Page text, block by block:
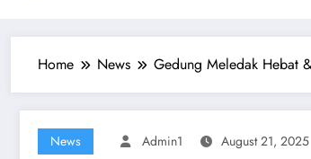
Home News Gedung Meledak Hebat
News Admin1 August 21, 2025